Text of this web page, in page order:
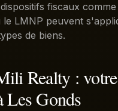
fiscaux
le LMNP peuvent
de biens.
Realty : votre
Les Gonds